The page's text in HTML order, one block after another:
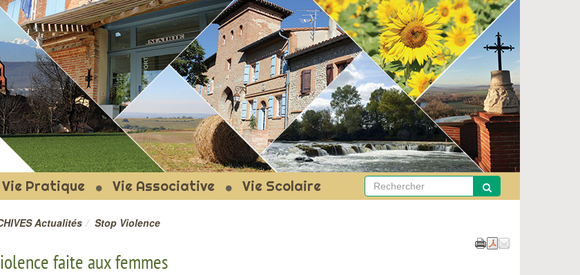
FORT
Vie Pratique Vie Associative Vie Scolaire
Actualités Stop Violence
faite aux femmes